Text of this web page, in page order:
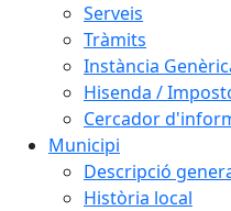
Serveis
Tràmits
Instància
Hisenda /
Cercador
Municipi
Descripció
Història local